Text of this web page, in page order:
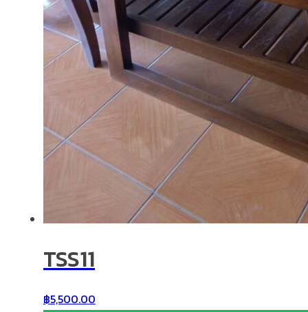
TSS11
฿5,500.00